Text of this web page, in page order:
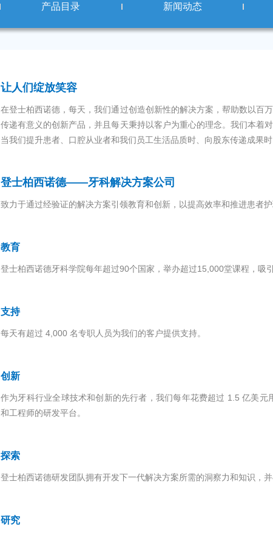
产品目录 新闻动态
让人们绽放笑容
在登士柏西诺德，每天，我们通过创造创新性的解决方案，帮助数以百
传递有意义的创新产品，并且每天秉持以客户为重心的理念。我们本着
当我们提升患者、口腔从业者和我们员工生活品质时、向股东传递成果
登士柏西诺德——牙科解决方案公司
致力于通过经验证的解决方案引领教育和创新，以提高效率和推进患者护
教育
登士柏西诺德牙科学院每年超过90个国家，举办超过15,000堂课程，吸
支持
每天有超过 4,000 名专职人员为我们的客户提供支持。
创新
作为牙科行业全球技术和创新的先行者，我们每年花费超过 1.5 亿美
和工程师的研发平台。
探索
登士柏西诺德研发团队拥有开发下一代解决方案所需的洞察力和知识，
研究